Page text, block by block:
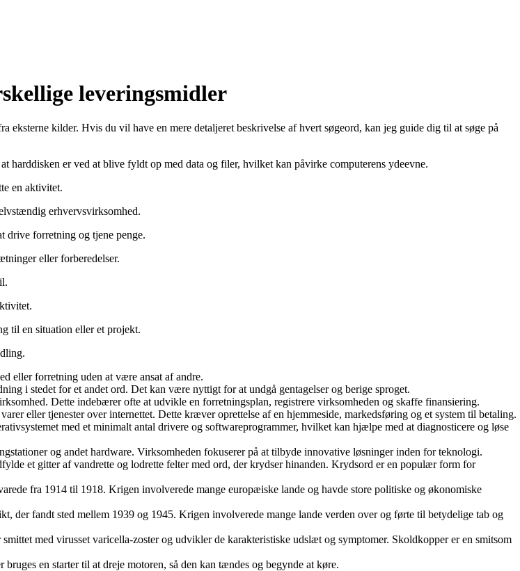
leveringsmidler
eksterne kilder. Hvis du vil have en mere detaljeret beskrivelse af hvert søgeord, kan jeg guide dig til at søge på
harddisken er ved at blive fyldt op med data og filer, hvilket kan påvirke computerens ydeevne.
en aktivitet.
erhvervsvirksomhed.
drive forretning og tjene penge.
eller forberedelser.
til en situation eller et projekt.
eller forretning uden at være ansat af andre.
i stedet for et andet ord. Det kan være nyttigt for at undgå gentagelser og berige sproget.
Dette indebærer ofte at udvikle en forretningsplan, registrere virksomheden og skaffe finansiering.
eller tjenester over internettet. Dette kræver oprettelse af en hjemmeside, markedsføring og et system til betaling.
med et minimalt antal drivere og softwareprogrammer, hvilket kan hjælpe med at diagnosticere og løse
og andet hardware. Virksomheden fokuserer på at tilbyde innovative løsninger inden for teknologi.
et gitter af vandrette og lodrette felter med ord, der krydser hinanden. Krydsord er en populær form for
fra 1914 til 1918. Krigen involverede mange europæiske lande og havde store politiske og økonomiske
der fandt sted mellem 1939 og 1945. Krigen involverede mange lande verden over og førte til betydelige tab og
med virusset varicella-zoster og udvikler de karakteristiske udslæt og symptomer. Skoldkopper er en smitsom
en starter til at dreje motoren, så den kan tændes og begynde at køre.